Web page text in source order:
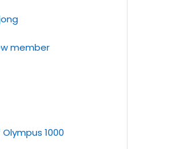
member
1000